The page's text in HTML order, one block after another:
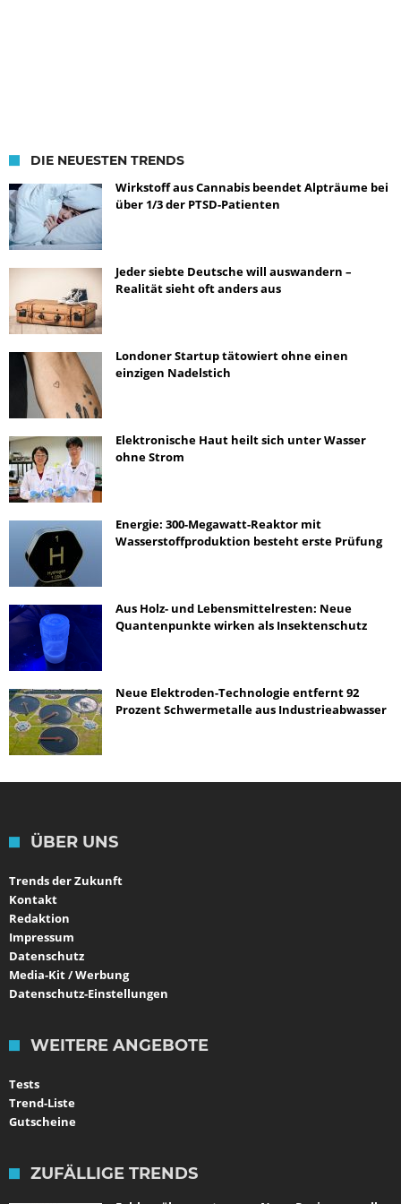
DIE NEUESTEN TRENDS
Wirkstoff aus Cannabis beendet Alpträume bei
über 1/3 der PTSD-Patienten
Jeder siebte Deutsche will auswandern –
Realität sieht oft anders aus
Londoner Startup tätowiert ohne einen
einzigen Nadelstich
Elektronische Haut heilt sich unter Wasser
ohne Strom
Energie: 300-Megawatt-Reaktor mit
Wasserstoffproduktion besteht erste Prüfung
Aus Holz- und Lebensmittelresten: Neue
Quantenpunkte wirken als Insektenschutz
Neue Elektroden-Technologie entfernt 92
Prozent Schwermetalle aus Industrieabwasser
ÜBER UNS
Trends der Zukunft
Kontakt
Redaktion
Impressum
Datenschutz
Media-Kit / Werbung
Datenschutz-Einstellungen
WEITERE ANGEBOTE
Tests
Trend-Liste
Gutscheine
ZUFÄLLIGE TRENDS